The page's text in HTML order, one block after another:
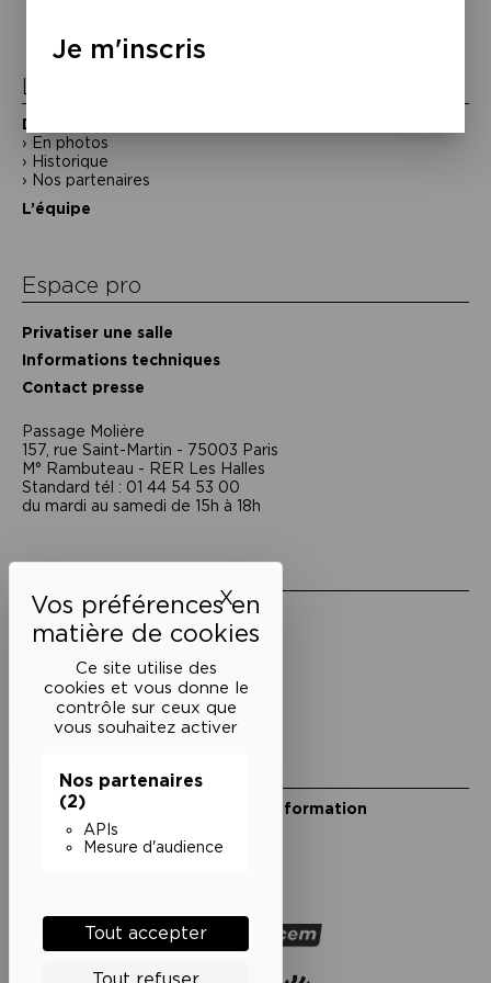
Ce site utilise des
cookies et vous donne le
contrôle sur ceux que
vous souhaitez activer
Nos partenaires
(2)
APIs
Mesure d'audience
Tout accepter
XMasquer le bandeau des
l’article
La Maison de la Poésie
Découvrir
En photos
Historique
Nos partenaires
L’équipe
Espace pro
Privatiser une salle
Informations techniques
Contact presse
Passage Moliėre
157, rue Saint-Martin - 75003 Paris
M° Rambuteau - RER Les Halles
Standard tél : 01 44 54 53 00
du mardi au samedi de 15h à 18h
Mentions légales
Politique de confidentialité
Conditions générales de vente
Cookies
Restons en lien
Inscrivez-vous à notre lettre d’information
Suivez-nous sur les réseaux
Je m'inscris